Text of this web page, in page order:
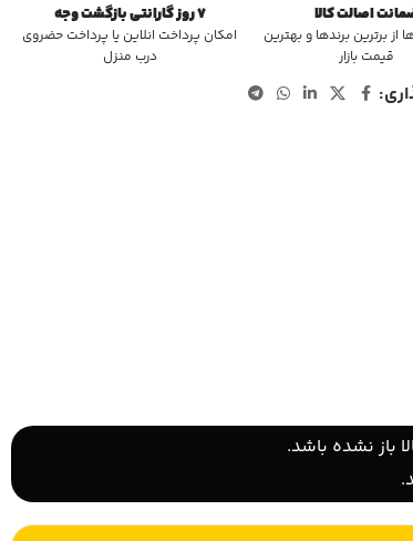
اصالت کالا
از برترین برندها و بهترین
قیمت بازار
7 روز گارانتی بازگشت وجه
امکان پرداخت انلاین یا پرداخت حضروی
درب منزل
باز نشده باشد.